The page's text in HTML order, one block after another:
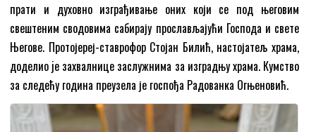
прати и духовно изграђивање оних који се под његовим
свештеним сводовима сабирају прослављајући Господа и свете
Његове. Протојереј-ставрофор Стојан Билић, настојатељ храма,
доделио je захвалнице заслужнима за изградњу храма. Кумство
за следећу година преузела је госпођа Радованка Огњеновић.